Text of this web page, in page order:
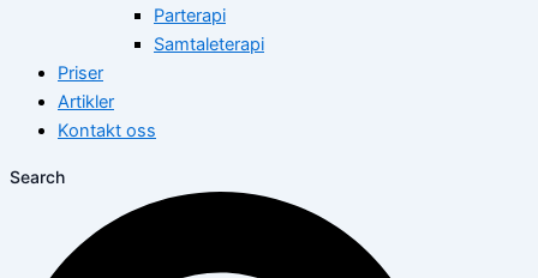
Parterapi
Samtaleterapi
Priser
Artikler
Kontakt oss
Search